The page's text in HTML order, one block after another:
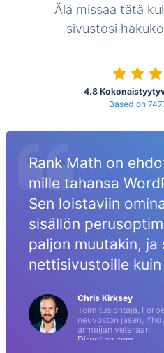
Älä missaa tätä
sivustosi
4.8
Based on
Rank Math on
mille tahansa
Sen loistaviin
sisällön
paljon muutakin, ja
nettisivustoille
Chris Kirksey
Toimitusjohtaja,
neuvoston jäsen,
armeijan veteraani
Direction.com